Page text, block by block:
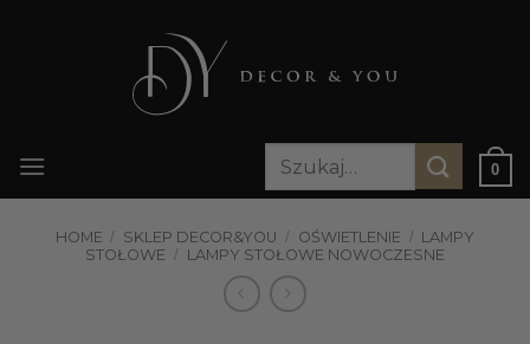
Szukaj:
0
HOME / SKLEP DECOR&YOU / OŚWIETLENIE / LAMPY
STOŁOWE / LAMPY STOŁOWE NOWOCZESNE